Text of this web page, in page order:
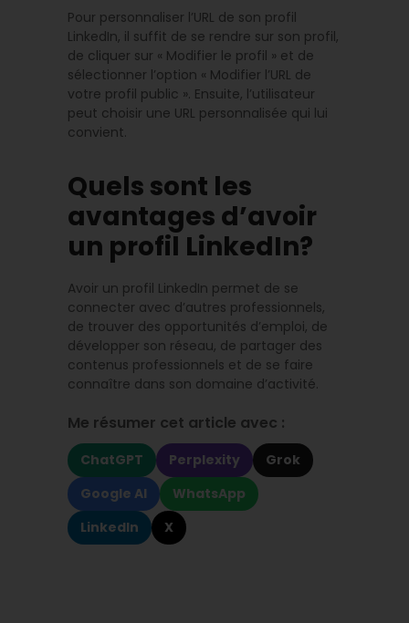
Pour personnaliser l’URL de son profil
LinkedIn, il suffit de se rendre sur son profil,
de cliquer sur « Modifier le profil » et de
sélectionner l’option « Modifier l’URL de
votre profil public ». Ensuite, l’utilisateur
peut choisir une URL personnalisée qui lui
convient.
Quels sont les
avantages d’avoir
un profil LinkedIn?
Avoir un profil LinkedIn permet de se
connecter avec d’autres professionnels,
de trouver des opportunités d’emploi, de
développer son réseau, de partager des
contenus professionnels et de se faire
connaître dans son domaine d’activité.
Me résumer cet article avec :
ChatGPT Perplexity
Grok
Google AI
WhatsApp
LinkedIn
X